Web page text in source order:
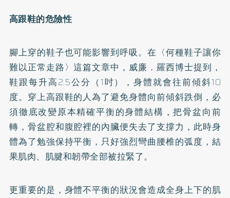
高跟鞋的危險性
腳上穿的鞋子也可能影響到呼吸。在〈何種鞋子讓你
難以正常走路〉這篇文章中，威廉．羅西博士提到，
鞋跟每升高2.5公分（1吋），身體就會往前傾斜10
度。穿上高跟鞋的人為了避免身體向前傾斜跌倒，必
須徹底改變原本精確平衡的身體結構，把骨盆向前
轉，骨盆腔和腹腔裡的內臟便失去了支撐力，此時身
體為了勉強保持平衡，只好強烈彎曲腰椎的弧度，結
果肌肉、肌腱和韌帶全部被拉緊了。
更重要的是，身體不平衡的狀況會造成全身上下的肌